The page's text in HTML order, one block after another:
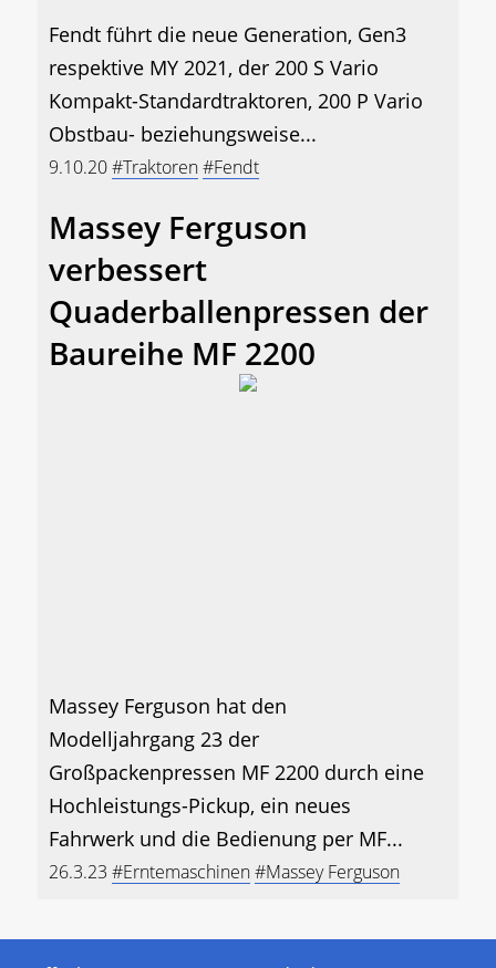
Fendt führt die neue Generation, Gen3
respektive MY 2021, der 200 S Vario
Kompakt-Standardtraktoren, 200 P Vario
Obstbau- beziehungsweise...
9.10.20#Traktoren#Fendt
Massey Ferguson
verbessert
Quaderballenpressen der
Baureihe MF 2200
Massey Ferguson hat den
Modelljahrgang 23 der
Großpackenpressen MF 2200 durch eine
Hochleistungs-Pickup, ein neues
Fahrwerk und die Bedienung per MF...
26.3.23 #Erntemaschinen#Massey Ferguson